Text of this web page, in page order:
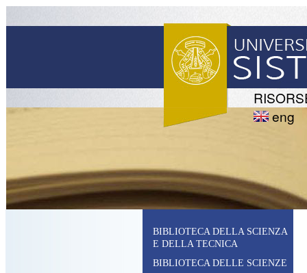
eng
BIBLIOTECA DELLA SCIENZA
E DELLA TECNICA
BIBLIOTECA DELLE SCIENZE